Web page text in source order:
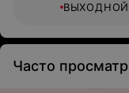
ВЫХОДНОЙ
Часто